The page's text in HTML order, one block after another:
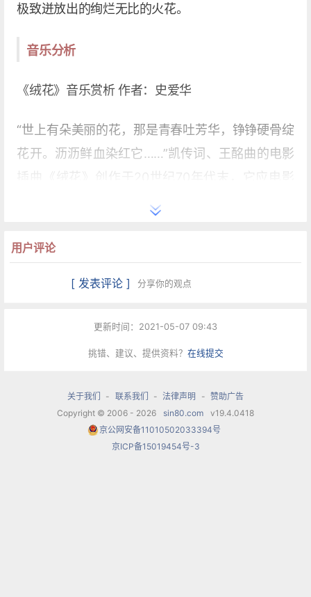
极致迸放出的绚烂无比的火花。
音乐分析
《绒花》音乐赏析 作者：史爱华
“世上有朵美丽的花，那是青春吐芳华，铮铮硬骨绽
花开。沥沥鲜血染红它……”凯传词、王酩曲的电影
界的情感美。歌曲旋律优美抒情，情深意笃。感人
改编于前涉小说《桐柏英雄》的电影《小花》，故
不满周岁的女儿小花卖给他人。当晚，伐木工人何
向东将地下党员董向坤和周医生的女儿董红果寄养
在赵家，因红果和小花同岁。就改名也叫小花。十
用户评论
[ 发表评论 ] 分享你的观点
更新时间：2021-05-07 09:43
挑错、建议、提供资料？ 在线提交
关于我们 - 联系我们 - 法律声明 - 赞助广告
Copyright © 2006 - 2026
sin80.com
v19.4.0418
京公网安备11010502033394号
京ICP备15019454号-3